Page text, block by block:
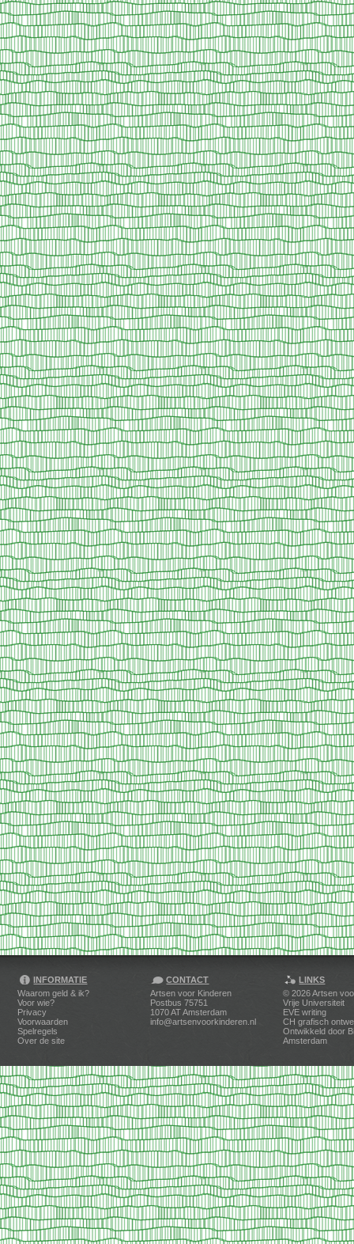
INFORMATIE
Waarom geld & ik?
Voor wie?
Privacy
Voorwaarden
Spelregels
Over de site
CONTACT
Artsen voor Kinderen
Postbus 75751
1070 AT Amsterdam
info@artsenvoorkinderen.nl
LINKS
© 2026Artsen
Vrije Universiteit
EVE writing
CH grafisch
Ontwikkeld door
Amsterdam